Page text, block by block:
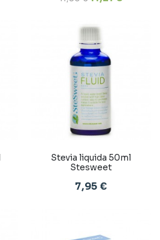
Stevia liquida 50ml
Stesweet
7,95 €